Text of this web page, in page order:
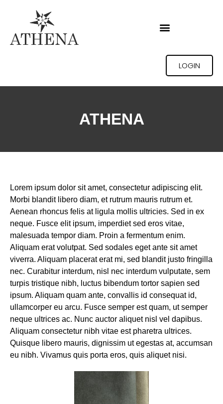
LOGIN
ATHENA
Lorem ipsum dolor sit amet, consectetur adipiscing elit.
Morbi blandit libero diam, et rutrum mauris rutrum et.
Aenean rhoncus felis at ligula mollis ultricies. Sed in ex
neque. Fusce elit ipsum, imperdiet sed eros vitae,
malesuada tempor diam. Proin a fermentum enim.
Aliquam erat volutpat. Sed sodales eget ante sit amet
viverra. Aliquam placerat erat mi, sed blandit justo fringilla
nec. Curabitur interdum, nisl nec interdum vulputate, sem
turpis tristique nibh, luctus bibendum tortor sapien sed
ipsum. Aliquam quam ante, convallis id consequat id,
ullamcorper eu arcu. Fusce semper est quam, ut semper
neque ultrices ac. Nunc auctor aliquet nisl vel dapibus.
Aliquam consectetur nibh vitae est pharetra ultrices.
Quisque libero mauris, dignissim ut egestas at, accumsan
eu nibh. Vivamus quis porta eros, quis aliquet nisi.